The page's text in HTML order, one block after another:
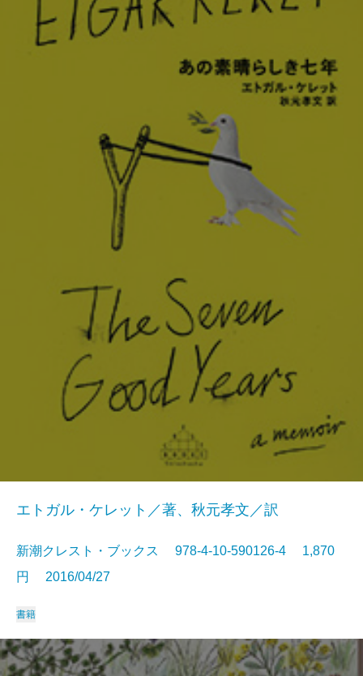
エトガル・ケレット／著、秋元孝文／訳
新潮クレスト・ブックス 978-4-10-590126-4 1,870
円 2016/04/27
書籍